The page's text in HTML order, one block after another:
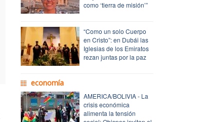
como ‘tierra de misión’”
“Como un solo Cuerpo
en Cristo”: en Dubái las
Iglesias de los Emiratos
rezan juntas por la paz
economía
AMERICA/BOLIVIA - La
crisis económica
alimenta la tensión